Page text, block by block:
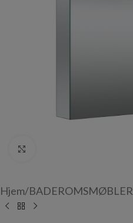
Hjem/BADEROMSMØBLER